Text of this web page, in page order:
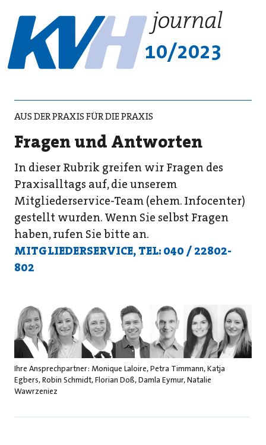
10/2023
Fragen und Antworten
AUS DER PRAXIS FÜR DIE PRAXIS
In dieser Rubrik greifen wir Fragen des
Praxisalltags auf, die unserem
Mitgliederservice-Team (ehem. Infocenter)
gestellt wurden. Wenn Sie selbst Fragen
haben, rufen Sie bitte an.
MITGLIEDERSERVICE, TEL: 040 / 22802-
802
Ihre Ansprechpartner: Monique Laloire, Petra Timmann, Katja
Egbers, Robin Schmidt, Florian Doß, Damla Eymur, Natalie
Wawrzeniez